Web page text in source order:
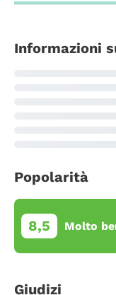
Informazioni
Popolarità
8,5 Molto
Giudizi